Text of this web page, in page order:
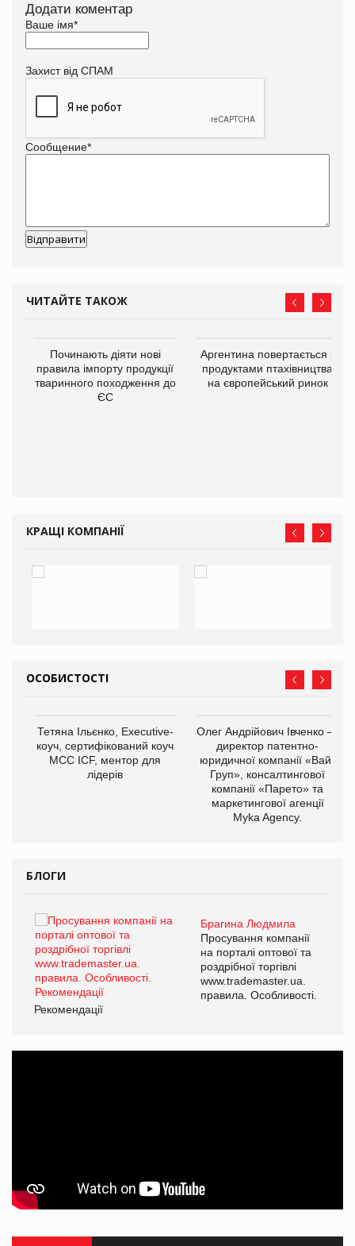
Додати коментар
Ваше імя*
Захист від СПАМ
Сообщение*
ЧИТАЙТЕ ТАКОЖ
Починають діяти нові
правила імпорту продукції
тваринного походження до
ЄС
Аргентина повертається з
продуктами птахівництва
на європейський ринок
КРАЩІ КОМПАНІЇ
ОСОБИСТОСТІ
Тетяна Ільєнко, Executive-
коуч, сертифікований коуч
МСС ICF, ментор для
лідерів
Олег Андрійович Івченко —
директор патентно-
юридичної компанії «Вайз
Груп», консалтингової
компанії «Парето» та
маркетингової агенції
Myka Agency.
БЛОГИ
Брагина Людмила
Просування компанії
на порталі оптової та
роздрібної торгівлі
www.trademaster.ua.
правила. Особливості.
Рекомендації